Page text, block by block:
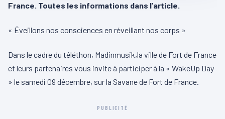
France. Toutes les informations dans l’article.
« Éveillons nos consciences en réveillant nos corps »
Dans le cadre du téléthon, Madinmusik,la ville de Fort de France
et leurs partenaires vous invite à participer à la « WakeUp Day
» le samedi 09 décembre, sur la Savane de Fort de France.
PUBLICITÉ